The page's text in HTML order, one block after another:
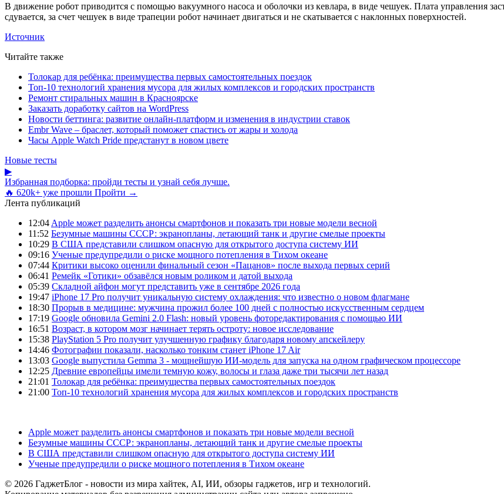
В движение робот приводится с помощью вакуумного насоса и оболочки из кевлара, в виде чешуек. Плата управления
сдувается, за счет чешуек в виде трапеции робот начинает двигаться и не скатывается с наклонных поверхностей.
Источник
Читайте также
Толокар для ребёнка: преимущества первых самостоятельных поездок
Топ-10 технологий хранения мусора для жилых комплексов и городских пространств
Ремонт стиральных машин в Красноярске
Заказать доработку сайтов на WordPress
Новости беттинга: развитие онлайн-платформ и изменения в индустрии ставок
Embr Wave – браслет, который поможет спастись от жары и холода
Часы Apple Watch Pride предстанут в новом цвете
Новые тесты
▶
Избранная подборка: пройди тесты и узнай себя лучше.
🔥 620k+ уже прошли Пройти →
Лента публикаций
12:04 Apple может разделить анонсы смартфонов и показать три новые модели весной
11:52 Безумные машины СССР: экранопланы, летающий танк и другие смелые проекты
10:29 В США представили слишком опасную для открытого доступа систему ИИ
09:16 Ученые предупредили о риске мощного потепления в Тихом океане
07:44 Критики высоко оценили финальный сезон «Пацанов» после выхода первых серий
06:41 Ремейк «Готики» обзавёлся новым роликом и датой выхода
05:39 Складной айфон могут представить уже в сентябре 2026 года
19:47 iPhone 17 Pro получит уникальную систему охлаждения: что известно о новом флагмане
18:30 Прорыв в медицине: мужчина прожил более 100 дней с полностью искусственным сердцем
17:19 Google обновила Gemini 2.0 Flash: новый уровень фоторедактирования с помощью ИИ
16:51 Возраст, в котором мозг начинает терять остроту: новое исследование
15:38 PlayStation 5 Pro получит улучшенную графику благодаря новому апскейлеру
14:46 Фотографии показали, насколько тонким станет iPhone 17 Air
13:03 Google выпустила Gemma 3 - мощнейшую ИИ-модель для запуска на одном графическом процессоре
12:25 Древние европейцы имели темную кожу, волосы и глаза даже три тысячи лет назад
21:01 Толокар для ребёнка: преимущества первых самостоятельных поездок
21:00 Топ-10 технологий хранения мусора для жилых комплексов и городских пространств
Apple может разделить анонсы смартфонов и показать три новые модели весной
Безумные машины СССР: экранопланы, летающий танк и другие смелые проекты
В США представили слишком опасную для открытого доступа систему ИИ
Ученые предупредили о риске мощного потепления в Тихом океане
© 2026 ГаджетБлог - новости из мира хайтек, AI, ИИ, обзоры гаджетов, игр и технологий.